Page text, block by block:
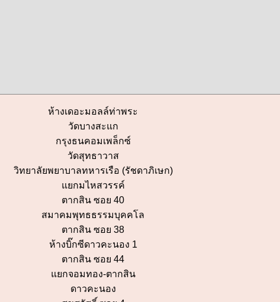
ห้างเดอะมอลล์ท่าพระ
วัดบางสะแก
กรุงธนคอมเพล็กซ์
วัดสุทธาวาส
วิทยาลัยพยาบาลทหารเรือ (รัชดาภิเษก)
แยกมไหสวรรค์
ตากสิน ซอย 40
สมาคมพุทธธรรมบุคคโล
ตากสิน ซอย 38
ห้างบิ๊กซีดาวคะนอง 1
ตากสิน ซอย 44
แยกจอมทอง-ตากสิน
ดาวคะนอง